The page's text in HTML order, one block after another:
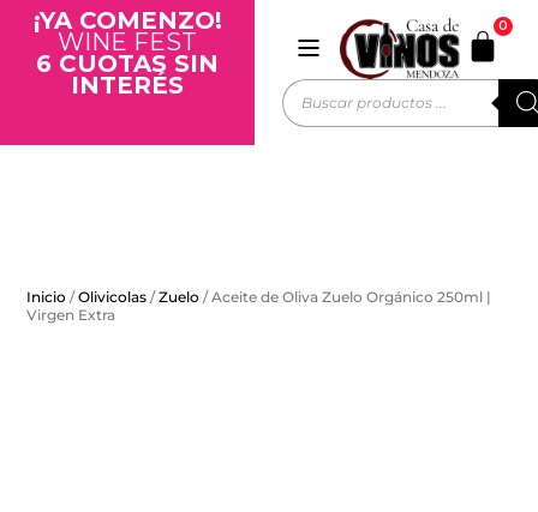
¡YA COMENZO!
WINE FEST
6 CUOTAS SIN
INTERÉS
0
Inicio /Olivicolas /Zuelo / Aceite de Oliva Zuelo Orgánico 250ml |
Virgen Extra